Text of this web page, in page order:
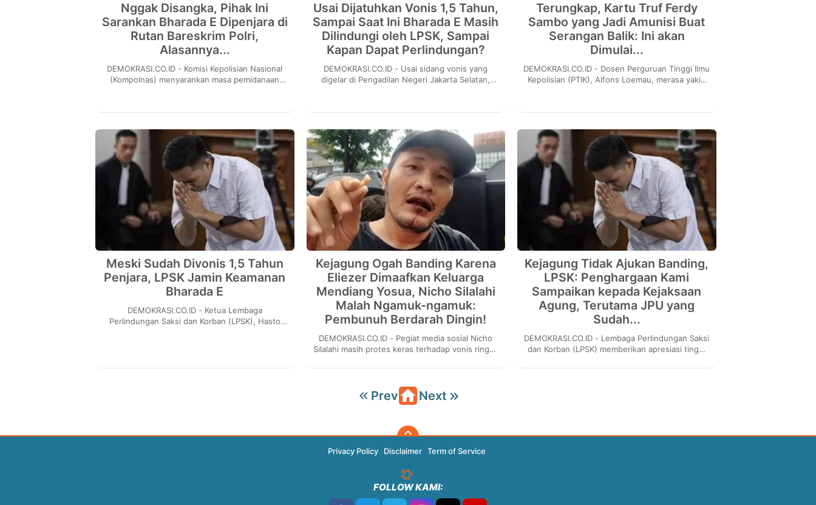
Nggak Disangka, Pihak Ini
Sarankan Bharada E Dipenjara di
Rutan Bareskrim Polri,
Alasannya...
DEMOKRASI.CO.ID - Komisi Kepolisian Nasional
(Kompolnas) menyarankan masa pemidanaan
Usai Dijatuhkan Vonis 1,5 Tahun,
Sampai Saat Ini Bharada E Masih
Dilindungi oleh LPSK, Sampai
Kapan Dapat Perlindungan?
DEMOKRASI.CO.ID - Usai sidang vonis yang
digelar di Pengadilan Negeri Jakarta Selatan,
Terungkap, Kartu Truf Ferdy
Sambo yang Jadi Amunisi Buat
Serangan Balik: Ini akan
Dimulai...
DEMOKRASI.CO.ID - Dosen Perguruan Tinggi Ilmu
Kepolisian (PTIK), Alfons Loemau, merasa yakin
Meski Sudah Divonis 1,5 Tahun
Penjara, LPSK Jamin Keamanan
Bharada E
DEMOKRASI.CO.ID - Ketua Lembaga
Perlindungan Saksi dan Korban (LPSK), Hasto
Kejagung Ogah Banding Karena
Eliezer Dimaafkan Keluarga
Mendiang Yosua, Nicho Silalahi
Malah Ngamuk-ngamuk:
Pembunuh Berdarah Dingin!
DEMOKRASI.CO.ID - Pegiat media sosial Nicho
Silalahi masih protes keras terhadap vonis ringan
berencana...
Kejagung Tidak Ajukan Banding,
LPSK: Penghargaan Kami
Sampaikan kepada Kejaksaan
Agung, Terutama JPU yang
Sudah...
DEMOKRASI.CO.ID - Lembaga Perlindungan Saksi
dan Korban (LPSK) memberikan apresiasi tinggi
pada...
Prev Next
Privacy Policy Disclaimer Term of Service
FOLLOW KAMI: